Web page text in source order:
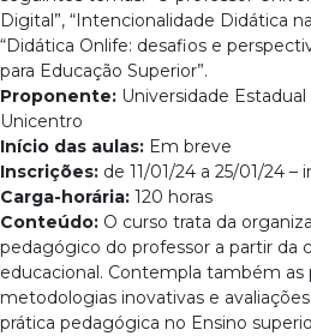
Digital”, “Intencionalidade Didática
“Didática Onlife: desafios e
para Educação Superior”.
Proponente: Universidade
Unicentro
Início das aulas: Em breve
Inscrições: de 11/01/24 a 25/01/24
Carga-horária: 120 horas
Conteúdo: O curso trata da
pedagógico do professor a partir da
educacional. Contempla também as
metodologias inovativas e
prática pedagógica no Ensino